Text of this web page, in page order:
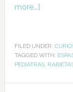
more...]
FILED UNDER:
TAGGED WITH:
PEDIATRAS,